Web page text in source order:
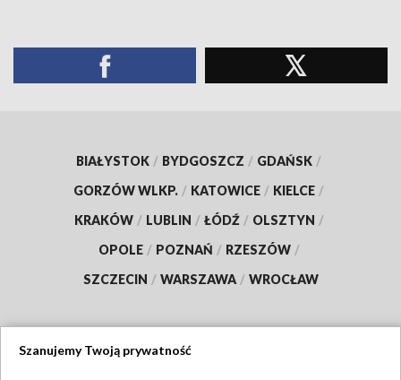
BIAŁYSTOK / BYDGOSZCZ / GDAŃSK /
GORZÓW WLKP. / KATOWICE / KIELCE /
KRAKÓW / LUBLIN / ŁÓDŹ / OLSZTYN /
OPOLE / POZNAŃ / RZESZÓW /
SZCZECIN / WARSZAWA / WROCŁAW
Szanujemy Twoją prywatność